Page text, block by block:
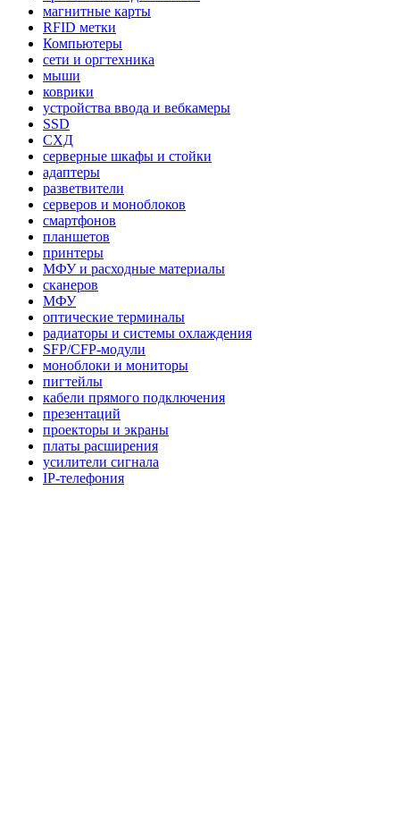
магнитные карты
RFID метки
Компьютеры
сети и оргтехника
мыши
коврики
устройства ввода и вебкамеры
SSD
СХД
серверные шкафы и стойки
адаптеры
разветвители
серверов и моноблоков
смартфонов
планшетов
принтеры
МФУ и расходные материалы
сканеров
МФУ
оптические терминалы
радиаторы и системы охлаждения
SFP/CFP-модули
моноблоки и мониторы
пигтейлы
кабели прямого подключения
презентаций
проекторы и экраны
платы расширения
усилители сигнала
IP-телефония